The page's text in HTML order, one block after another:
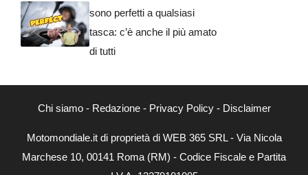
sono perfetti a qualsiasi
tasca: c’è anche il più amato
di tutti
Chi siamo- Redazione- Privacy Policy- Disclaimer
Motomondiale.it di proprietà di WEB 365 SRL - Via Nicola
Marchese 10, 00141 Roma (RM) - Codice Fiscale e Partita